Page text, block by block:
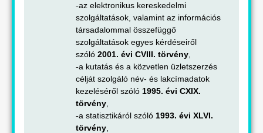
-az elektronikus kereskedelmi
szolgáltatások, valamint az információs
társadalommal összefüggő
szolgáltatások egyes kérdéseiről
szóló 2001. évi CVIII. törvény,
-a kutatás és a közvetlen üzletszerzés
célját szolgáló név- és lakcímadatok
kezeléséről szóló 1995. évi CXIX.
törvény,
-a statisztikáról szóló 1993. évi XLVI.
törvény,